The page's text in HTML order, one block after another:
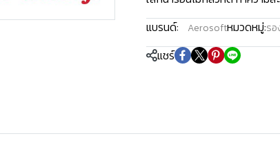
แบรนด์:
Aerosoftหมวดหมู่:รอ
แชร์